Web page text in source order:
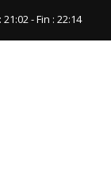
- Fin : ‪22:14‬